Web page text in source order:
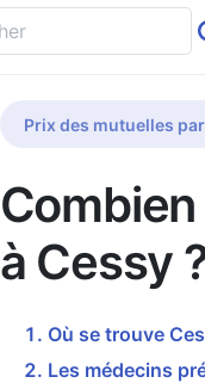
Prix des mutuelles
à Cessy
Où se trouve
Les médecins